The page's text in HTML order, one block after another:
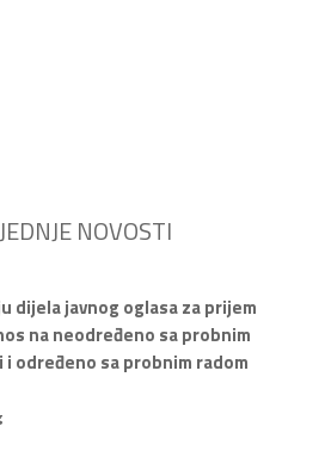
NOVOSTI
dijela javnog oglasa za prijem
na neodređeno sa probnim
i određeno sa probnim radom